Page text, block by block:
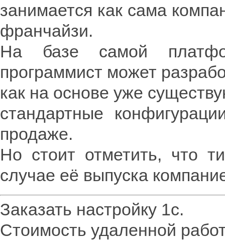
занимается как сама
франчайзи.
На базе самой
программист может
как на основе уже
стандартные
продаже.
Но стоит отметить, что
случае её выпуска
Заказать настройку 1с.
Стоимость удаленной